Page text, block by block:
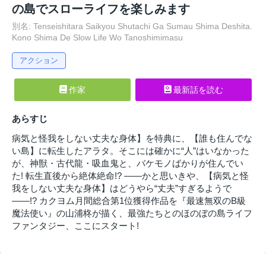
の島でスローライフを楽しみます
別名: Tenseishitara Saikyou Shutachi Ga Sumau Shima Deshita.
Kono Shima De Slow Life Wo Tanoshimimasu
アクション
作家 最新話を読む
あらすじ
病気と怪我をしない丈夫な身体】を特典に、【誰も住んでな
い島】に転生したアラタ。そこには確かに“人”はいなかった
が、神獣・古代龍・吸血鬼と、バケモノばかりが住んでい
た! 転生直後から絶体絶命!? ――かと思いきや、【病気と怪
我をしない丈夫な身体】はどうやら“丈夫”すぎるようで
――!? カクヨム月間総合第1位獲得作品を『最速無双のB級
魔法使い』の山浦柊が描く、最強たちとのほのぼの島ライフ
ファンタジー、ここにスタート!